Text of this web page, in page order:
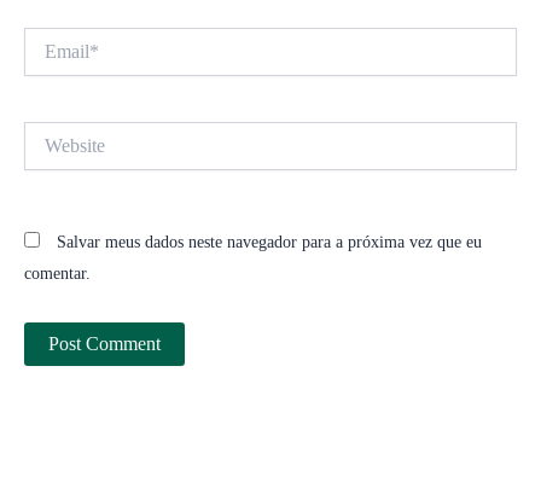
Salvar meus dados neste navegador para a próxima vez que eu
comentar.